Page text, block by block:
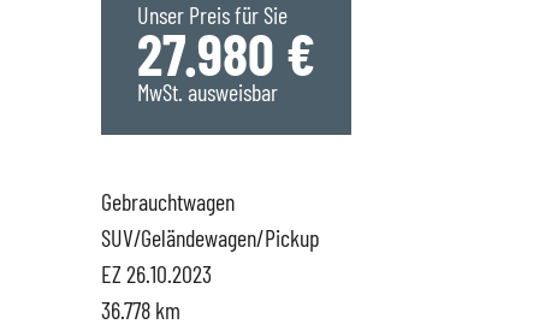
Saarwellingen
St. Wendel
Hüttigweiler
Marken
Übersicht
SEAT
CUPRA
Service
Gewerbekunden
Probefahrt
Unser Preis für Sie
27.980 €
MwSt. ausweisbar
Gebrauchtwagen
SUV/Geländewagen/Pickup
EZ 26.10.2023
36.778 km